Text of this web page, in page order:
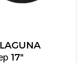
17"